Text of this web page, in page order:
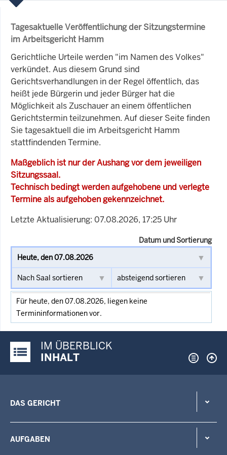
Tagesaktuelle Veröffentlichung der Sitzungstermine
im Arbeitsgericht Hamm
Gerichtliche Urteile werden "im Namen des Volkes"
verkündet. Aus diesem Grund sind
Gerichtsverhandlungen in der Regel öffentlich, das
heißt jede Bürgerin und jeder Bürger hat die
Möglichkeit als Zuschauer an einem öffentlichen
Gerichtstermin teilzunehmen. Auf dieser Seite finden
Sie tagesaktuell die im Arbeitsgericht Hamm
stattfindenden Termine.
Maßgeblich ist nur der Aushang vor dem jeweiligen
Sitzungssaal.
Technisch bedingt werden aufgehobene und verlegte
Termine als aufgehoben gekennzeichnet.
Letzte Aktualisierung: 07.08.2026, 17:25 Uhr
Datum und Sortierung
Für heute, den 07.08.2026, liegen keine
Termininformationen vor.
Justiz-Portal im Überblick:
IM ÜBERBLICK
INHALT
DAS GERICHT
AUFGABEN